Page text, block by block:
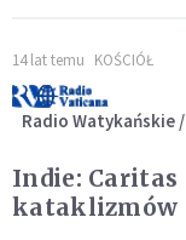
14 lat temu KOŚCIÓŁ
Radio Watykańskie
Indie:
kataklizmów